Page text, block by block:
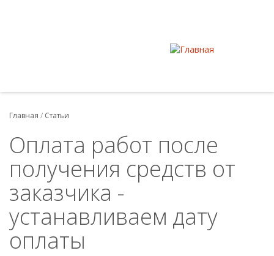
Главная / Статьи
Оплата работ после
получения средств от
заказчика -
устанавливаем дату
оплаты